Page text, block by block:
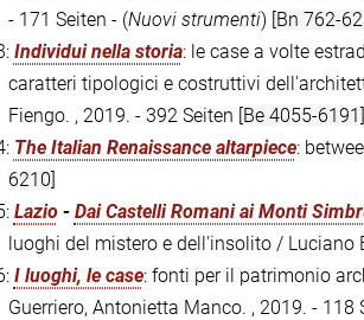
- 171 Seiten - (Nuovi strumenti) [Bn 762-
Individui nella storia: le case a volte
caratteri tipologici e costruttivi
Fiengo. , 2019. - 392 Seiten [Be 4055-6191]
The Italian Renaissance altarpiece:
6210]
Lazio- Dai Castelli Romani ai Monti
luoghi del mistero e dell'insolito / Luciano
I luoghi, le case: fonti per il patrimonio
Guerriero, Antonietta Manco. , 2019. - 118